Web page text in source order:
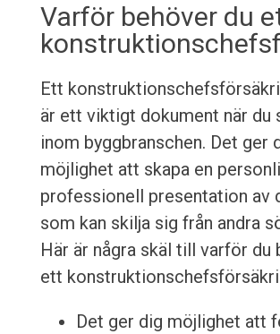
Varför behöver du
Ett
är ett viktigt dokument när du
inom byggbranschen. Det ger
möjlighet att skapa en
professionell presentation av
som kan skilja sig från andra
Här är några skäl till varför du
ett
Det ger dig möjlighet att